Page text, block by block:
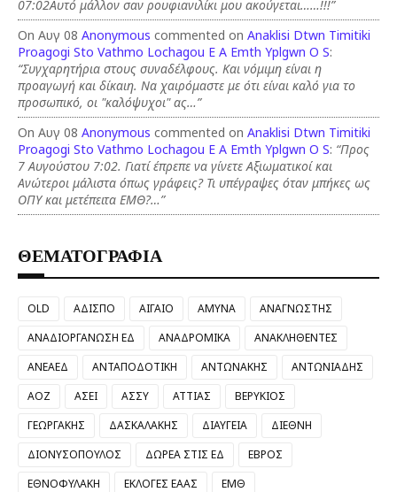
07:02Αυτό μάλλον σαν ρουφιανιλίκι μου ακούγεται……!!!”
On Αυγ 08 Anonymous commented on Anaklisi Dtwn Timitiki
Proagogi Sto Vathmo Lochagou E A Emth Yplgwn O S:
“Συγχαρητήρια στους συναδέλφους. Και νόμιμη είναι η
προαγωγή και δίκαιη. Να χαιρόμαστε με ότι είναι καλό για το
προσωπικό, οι "καλόψυχοι" ας…”
On Αυγ 08 Anonymous commented on Anaklisi Dtwn Timitiki
Proagogi Sto Vathmo Lochagou E A Emth Yplgwn O S: “Προς
7 Αυγούστου 7:02. Γιατί έπρεπε να γίνετε Αξιωματικοί και
Ανώτεροι μάλιστα όπως γράφεις? Τι υπέγραψες όταν μπήκες ως
ΟΠΥ και μετέπειτα ΕΜΘ?…”
ΘΕΜΑΤΟΓΡΑΦΙΑ
OLD ΑΔΙΣΠΟ ΑΙΓΑΙΟ ΑΜΥΝΑ
ΑΝΑΓΝΩΣΤΗΣ
ΑΝΑΔΙΟΡΓΑΝΩΣΗ ΕΔ
ΑΝΑΔΡΟΜΙΚΑ
ΑΝΑΚΛΗΘΕΝΤΕΣ
ΑΝΕΑΕΔ
ΑΝΤΑΠΟΔΟΤΙΚΗ ΑΝΤΩΝΑΚΗΣ
ΑΝΤΩΝΙΑΔΗΣ
ΑΟΖ
ΑΣΕΙ ΑΣΣΥ ΑΤΤΙΑΣ
ΒΕΡΥΚΙΟΣ
ΓΕΩΡΓΑΚΗΣ
ΔΑΣΚΑΛΑΚΗΣ ΔΙΑΥΓΕΙΑ
ΔΙΕΘΝΗ
ΔΙΟΝΥΣΟΠΟΥΛΟΣ
ΔΩΡΕΑ ΣΤΙΣ ΕΔ
ΕΒΡΟΣ
ΕΘΝΟΦΥΛΑΚΗ
ΕΚΛΟΓΕΣ ΕΑΑΣ
ΕΜΘ